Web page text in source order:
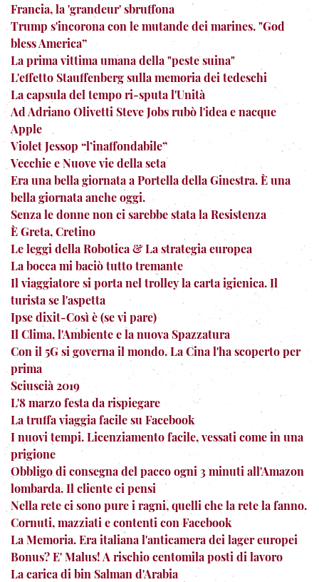
Francia, la 'grandeur' sbruffona
Trump s'incorona con le mutande dei marines. "God
bless America”
La prima vittima umana della "peste suina"
L'effetto Stauffenberg sulla memoria dei tedeschi
La capsula del tempo ri-sputa l'Unità
Ad Adriano Olivetti Steve Jobs rubò l'idea e nacque
Apple
Violet Jessop “l’inaffondabile”
Vecchie e Nuove vie della seta
Era una bella giornata a Portella della Ginestra. È una
bella giornata anche oggi.
Senza le donne non ci sarebbe stata la Resistenza
È Greta, Cretino
Le leggi della Robotica & La strategia europea
La bocca mi baciò tutto tremante
Il viaggiatore si porta nel trolley la carta igienica. Il
turista se l'aspetta
Ipse dixit-Così è (se vi pare)
Il Clima, l'Ambiente e la nuova Spazzatura
Con il 5G si governa il mondo. La Cina l'ha scoperto per
prima
Sciuscià 2019
L'8 marzo festa da rispiegare
La truffa viaggia facile su Facebook
I nuovi tempi. Licenziamento facile, vessati come in una
prigione
Obbligo di consegna del pacco ogni 3 minuti all'Amazon
lombarda. Il cliente ci pensi
Nella rete ci sono pure i ragni, quelli che la rete la fanno.
Cornuti, mazziati e contenti con Facebook
La Memoria. Era italiana l'anticamera dei lager europei
Bonus? E' Malus! A rischio centomila posti di lavoro
La carica di bin Salman d'Arabia